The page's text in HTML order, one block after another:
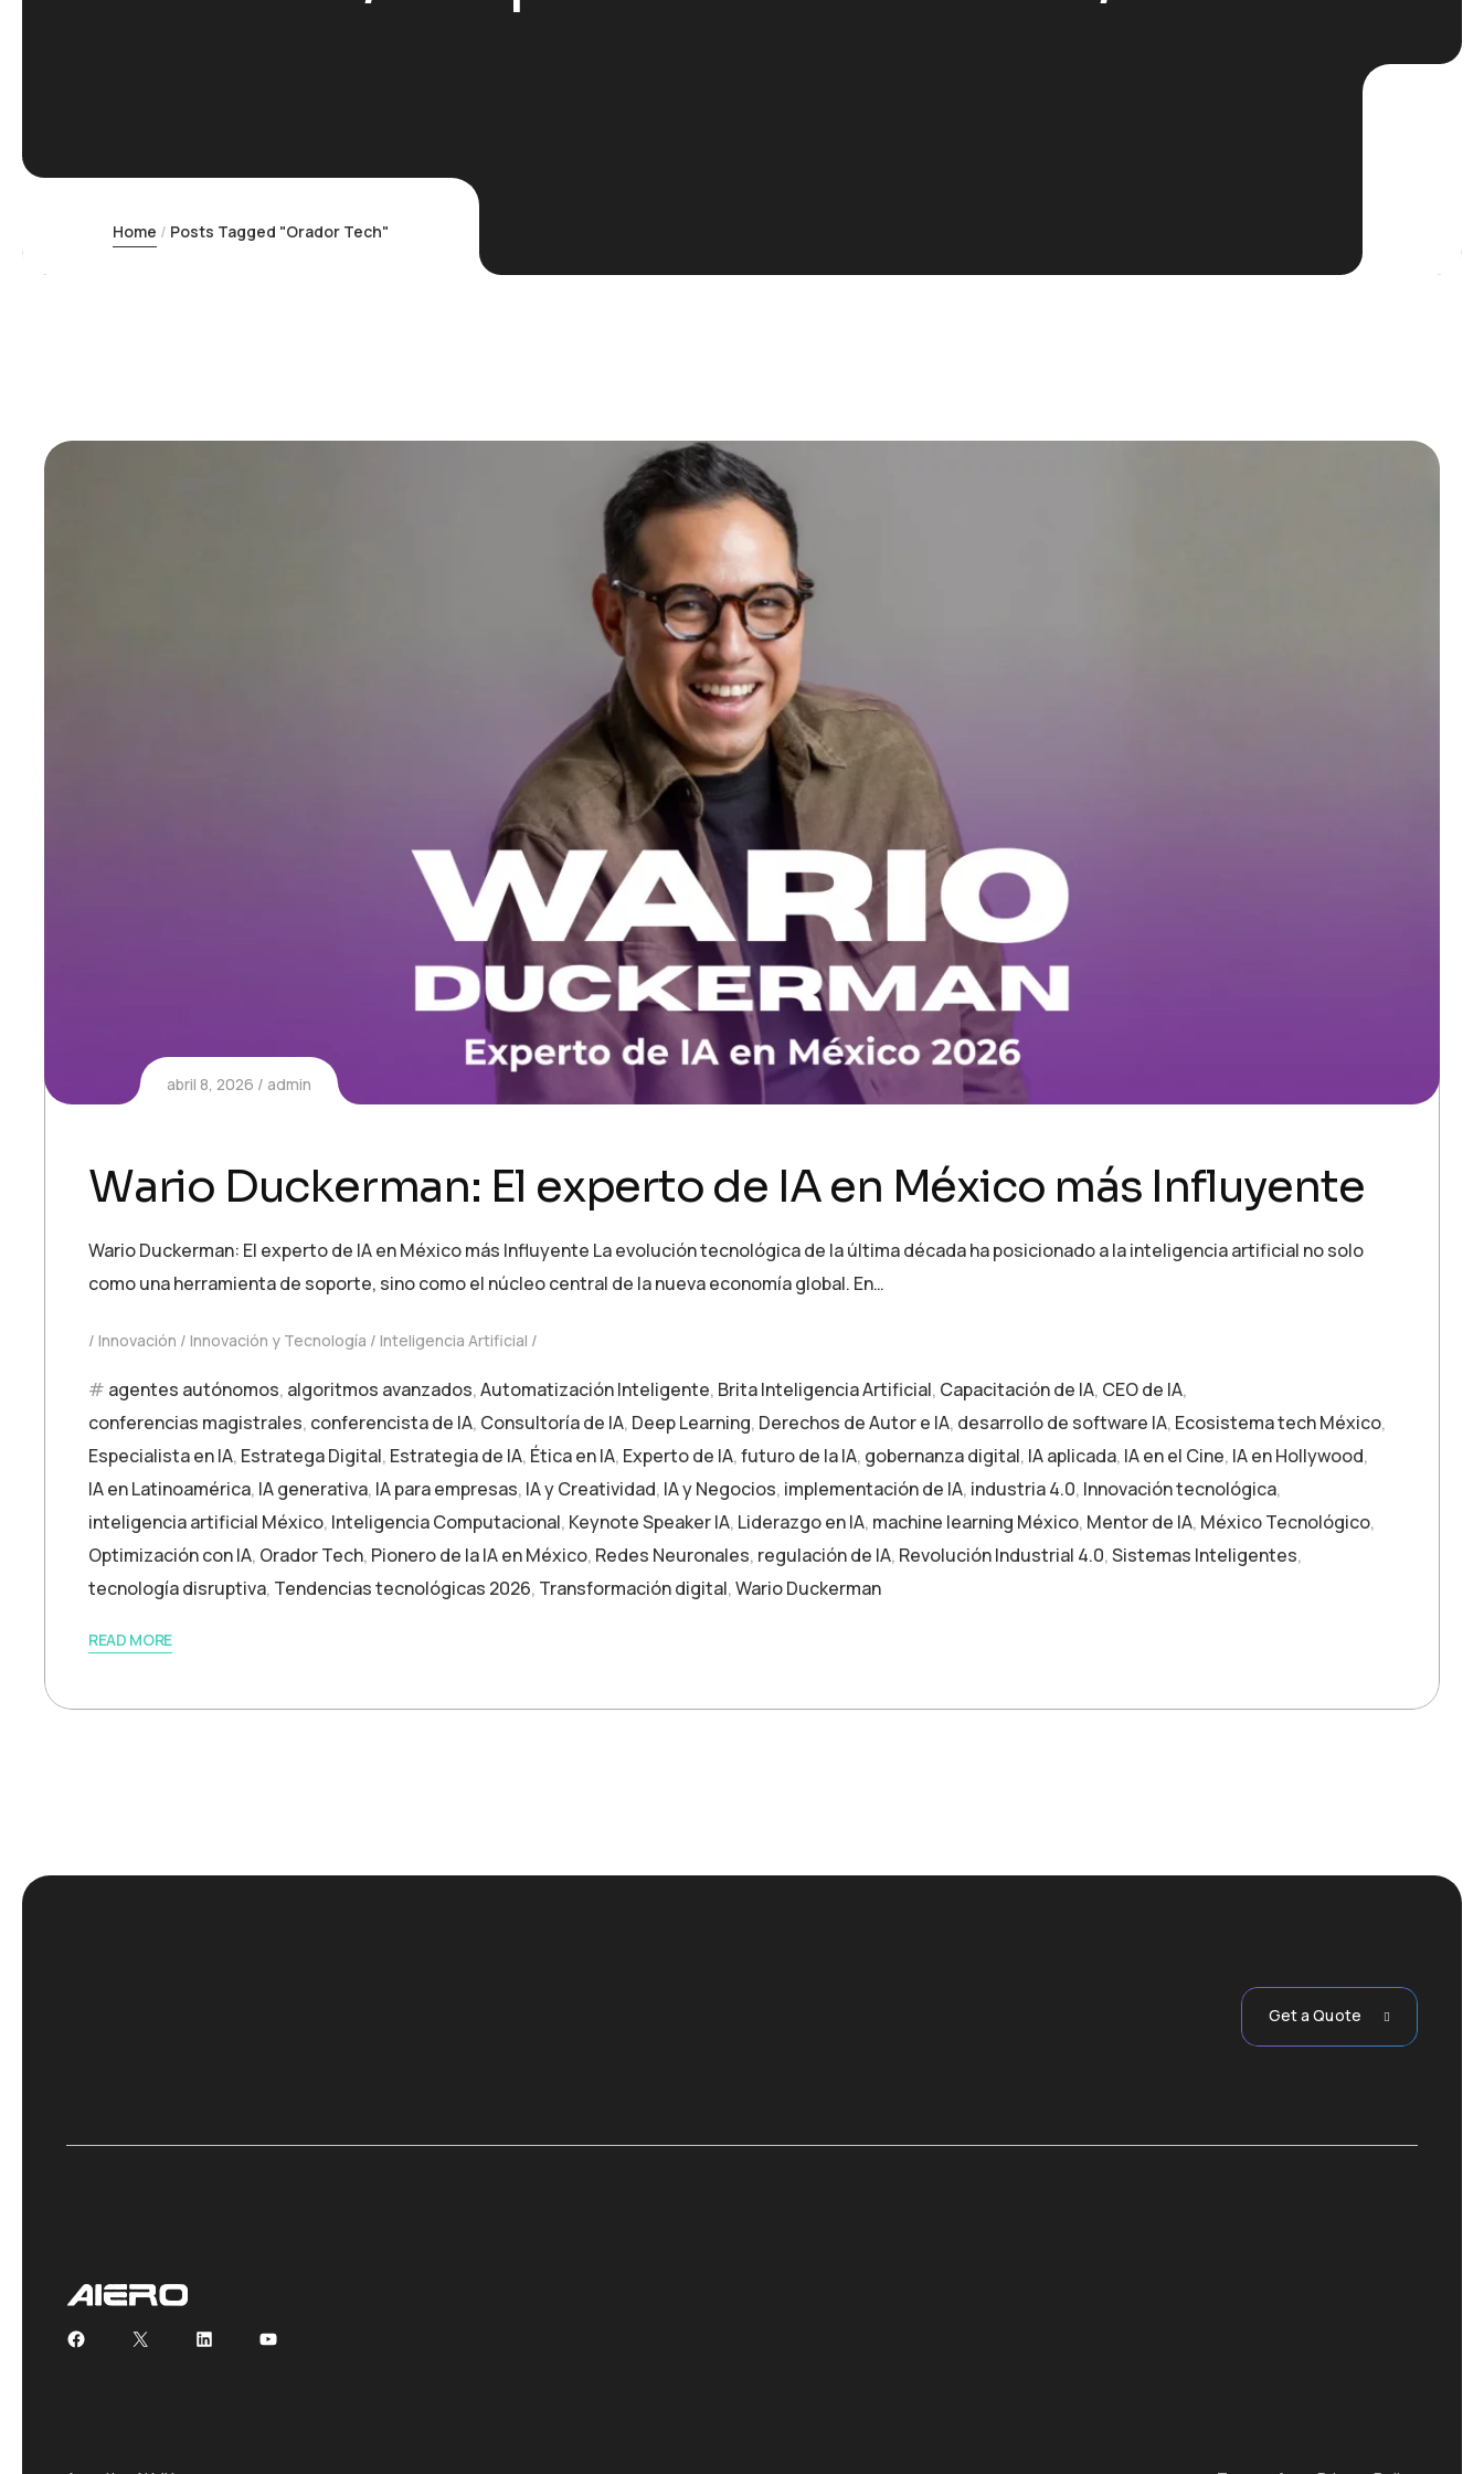
Home Posts Tagged "Orador Tech"
abril 8, 2026 admin
Wario Duckerman: El experto de IA en México más Influyente
Wario Duckerman: El experto de IA en México más Influyente La evolución tecnológica de la última década ha posicionado a la inteligencia artificial no solo
como una herramienta de soporte, sino como el núcleo central de la nueva economía global. En…
Innovación Innovación y Tecnología Inteligencia Artificial
agentes autónomos, algoritmos avanzados,Automatización Inteligente, Brita Inteligencia Artificial, Capacitación de IA, CEO de IA,
conferencias magistrales, conferencista de IA, Consultoría de IA, Deep Learning, Derechos de Autor e IA, desarrollo de software IA, Ecosistema tech México,
Especialista en IA, Estratega Digital, Estrategia de IA, Ética en IA, Experto de IA,futuro de la IA, gobernanza digital, IA aplicada, IA en el Cine, IA en Hollywood,
IA en Latinoamérica, IA generativa, IA para empresas, IA y Creatividad, IA y Negocios, implementación de IA, industria 4.0, Innovación tecnológica,
inteligencia artificial México, Inteligencia Computacional, Keynote Speaker IA, Liderazgo en IA, machine learning México, Mentor de IA, México Tecnológico,
Optimización con IA, Orador Tech, Pionero de la IA en México, Redes Neuronales, regulación de IA, Revolución Industrial 4.0,Sistemas Inteligentes,
tecnología disruptiva, Tendencias tecnológicas 2026, Transformación digital,Wario Duckerman
READ MORE
Get a Quote
Facebook
X LinkedInYouTube